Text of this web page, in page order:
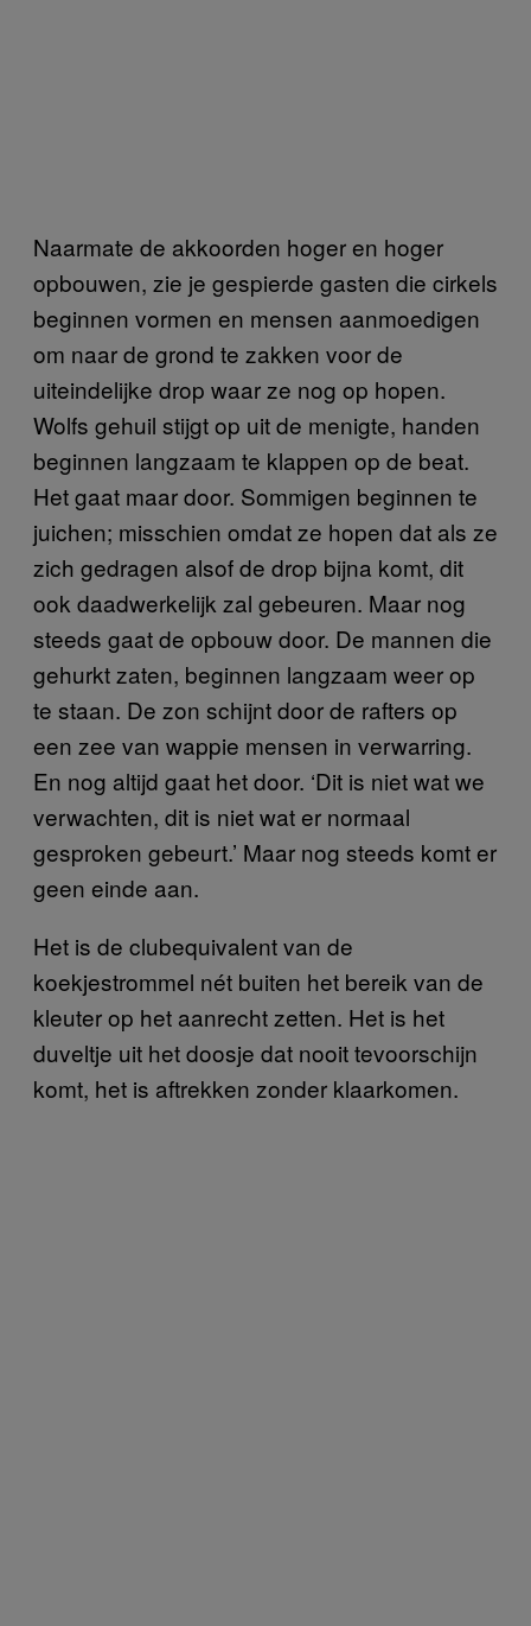
Naarmate de akkoorden hoger en hoger
opbouwen, zie je gespierde gasten die cirkels
beginnen vormen en mensen aanmoedigen
om naar de grond te zakken voor de
uiteindelijke drop waar ze nog op hopen.
Wolfs gehuil stijgt op uit de menigte, handen
beginnen langzaam te klappen op de beat.
Het gaat maar door. Sommigen beginnen te
juichen; misschien omdat ze hopen dat als ze
zich gedragen alsof de drop bijna komt, dit
ook daadwerkelijk zal gebeuren. Maar nog
steeds gaat de opbouw door. De mannen die
gehurkt zaten, beginnen langzaam weer op
te staan. De zon schijnt door de rafters op
een zee van wappie mensen in verwarring.
En nog altijd gaat het door. ‘Dit is niet wat we
verwachten, dit is niet wat er normaal
gesproken gebeurt.’ Maar nog steeds komt er
geen einde aan.
Het is de clubequivalent van de
koekjestrommel nét buiten het bereik van de
kleuter op het aanrecht zetten. Het is het
duveltje uit het doosje dat nooit tevoorschijn
komt, het is aftrekken zonder klaarkomen.